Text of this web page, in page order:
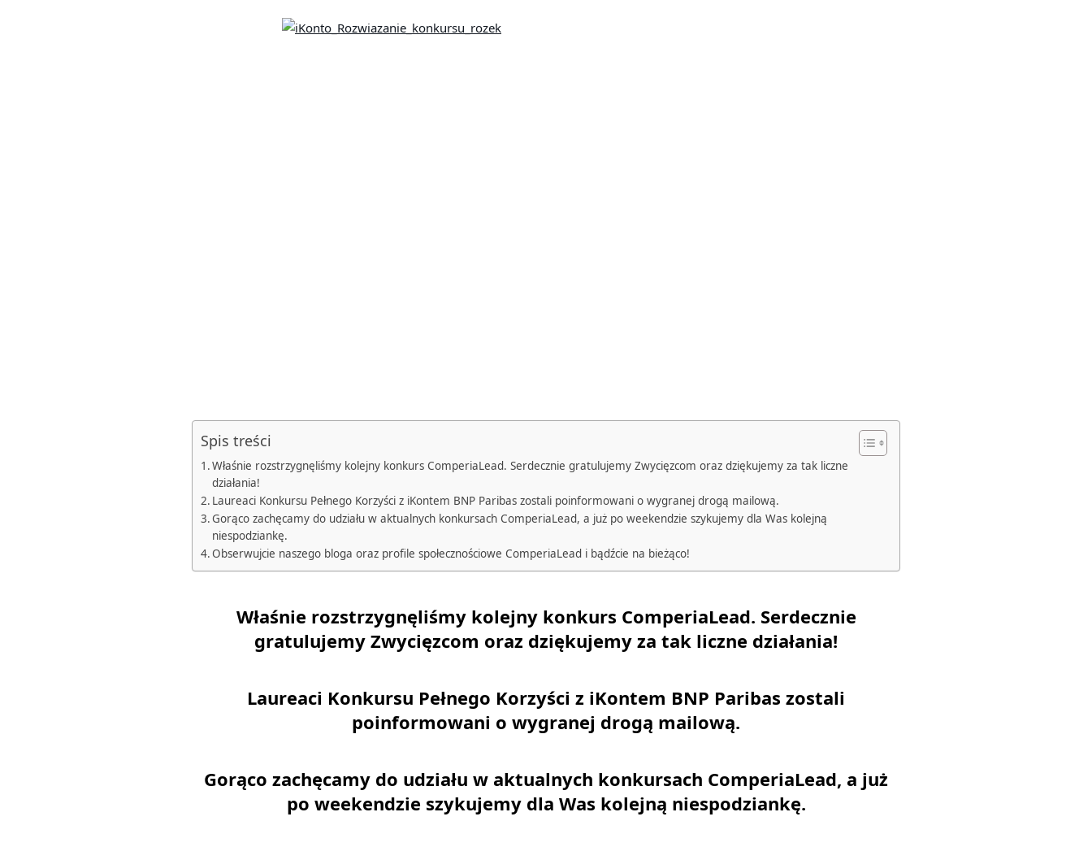
Spis treści
Właśnie rozstrzygnęliśmy kolejny konkurs ComperiaLead. Serdecznie gratulujemy Zwycięzcom oraz dziękujemy za tak liczne
działania!
Laureaci Konkursu Pełnego Korzyści z iKontem BNP Paribas zostali poinformowani o wygranej drogą mailową.
Gorąco zachęcamy do udziału w aktualnych konkursach ComperiaLead, a już po weekendzie szykujemy dla Was kolejną
niespodziankę.
Obserwujcie naszego bloga oraz profile społecznościowe ComperiaLead i bądźcie na bieżąco!
Właśnie rozstrzygnęliśmy kolejny konkurs ComperiaLead. Serdecznie
gratulujemy Zwycięzcom oraz dziękujemy za tak liczne działania!
Laureaci Konkursu Pełnego Korzyści z iKontem BNP Paribas zostali
poinformowani o wygranej drogą mailową.
Gorąco zachęcamy do udziału w aktualnych konkursach ComperiaLead, a już
po weekendzie szykujemy dla Was kolejną niespodziankę.